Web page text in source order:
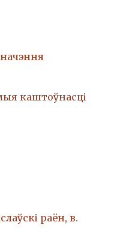
каштоўнасці
раён, в.